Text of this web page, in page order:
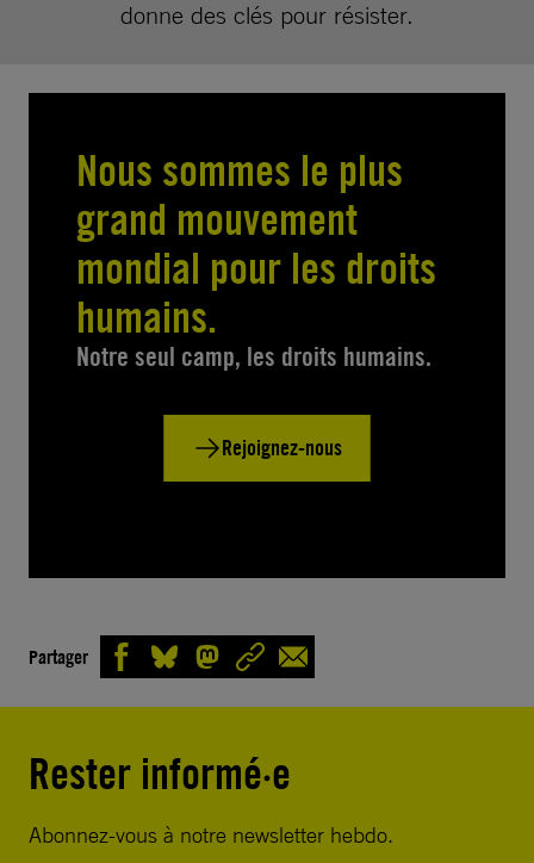
donne des clés pour résister.
Nous sommes le plus
grand mouvement
mondial pour les droits
humains.
Notre seul camp, les droits humains.
Rejoignez-nous
Partager
Rester informé·e
Abonnez-vous à notre newsletter hebdo.